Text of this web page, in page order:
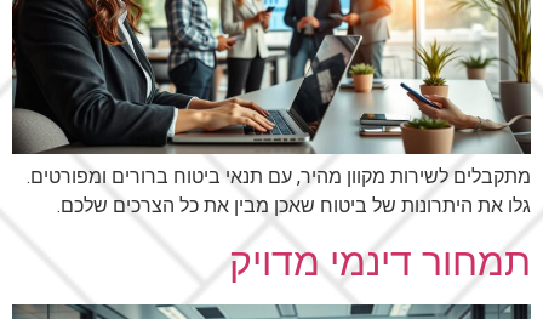
מתקבלים לשירות מקוון מהיר, עם תנאי ביטוח ברורים ומפורטים.
גלו את היתרונות של ביטוח שאכן מבין את כל הצרכים שלכם.
תמחור דינמי מדויק